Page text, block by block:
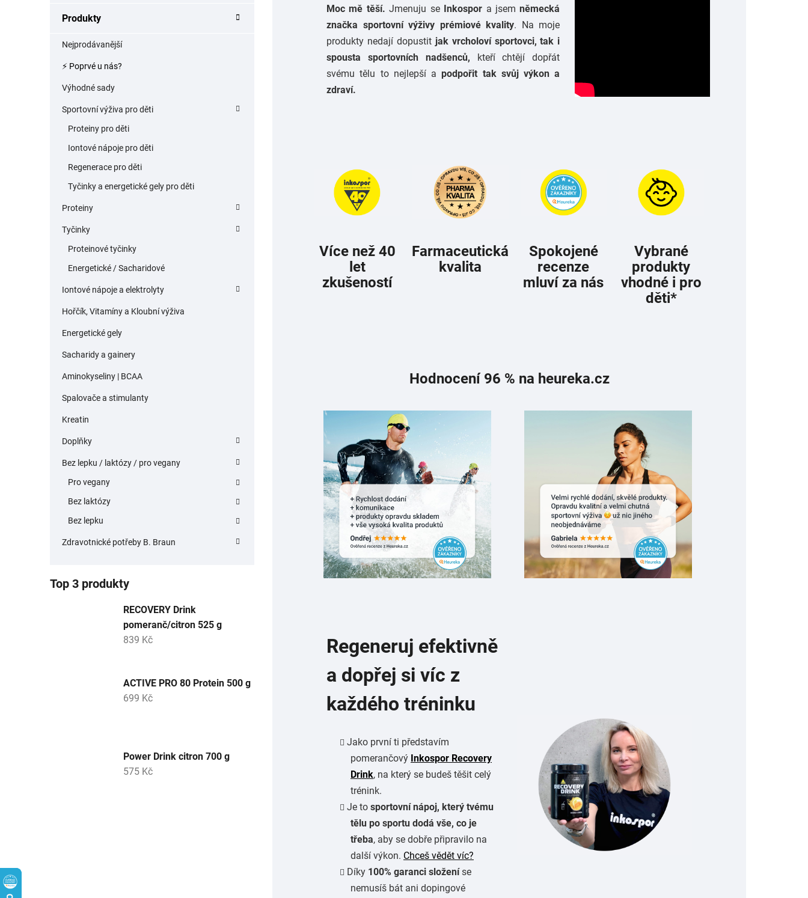
Produkty
Nejprodávanější
⚡️ Poprvé u nás?
Výhodné sady
Sportovní výživa pro děti
Proteiny pro děti
Iontové nápoje pro děti
Regenerace pro děti
Tyčinky a energetické gely pro děti
Proteiny
Tyčinky
Proteinové tyčinky
Energetické / Sacharidové
Iontové nápoje a elektrolyty
Hořčík, Vitamíny a Kloubní výživa
Energetické gely
Sacharidy a gainery
Aminokyseliny | BCAA
Spalovače a stimulanty
Kreatin
Doplňky
Bez lepku / laktózy / pro vegany
Pro vegany
Bez laktózy
Bez lepku
Zdravotnické potřeby B. Braun
Top 3 produkty
RECOVERY Drink
pomeranč/citron 525 g
839 Kč
ACTIVE PRO 80 Protein 500 g
699 Kč
Power Drink citron 700 g
575 Kč
Moc mě těší.Jmenuju se Inkospor a jsem německá
značka sportovní výživy prémiové kvality. Na moje
produkty nedají dopustit jak vrcholoví sportovci, tak i
spousta sportovních nadšenců, kteří chtějí dopřát
svému tělu to nejlepší a podpořit tak svůj výkon a
zdraví.
Více než 40
let
zkušeností
Farmaceutická
kvalita
Spokojené
recenze
mluví za nás
Vybrané
produkty
vhodné i pro
děti*
Hodnocení 96 %‎‎ na heureka.cz
Regeneruj efektivně
a dopřej si víc z
každého tréninku
Jako první ti představím
pomerančový Inkospor Recovery
Drink, na který se budeš těšit celý
trénink.
Je to sportovní nápoj, který tvému
tělu po sportu dodá vše, co je
třeba, aby se dobře připravilo na
další výkon. Chceš vědět víc?
Díky 100% garanci složeníse
nemusíš bát ani dopingové